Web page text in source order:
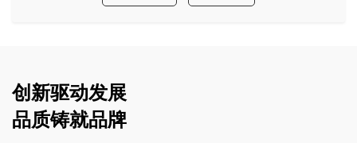
创新驱动发展
品质铸就品牌